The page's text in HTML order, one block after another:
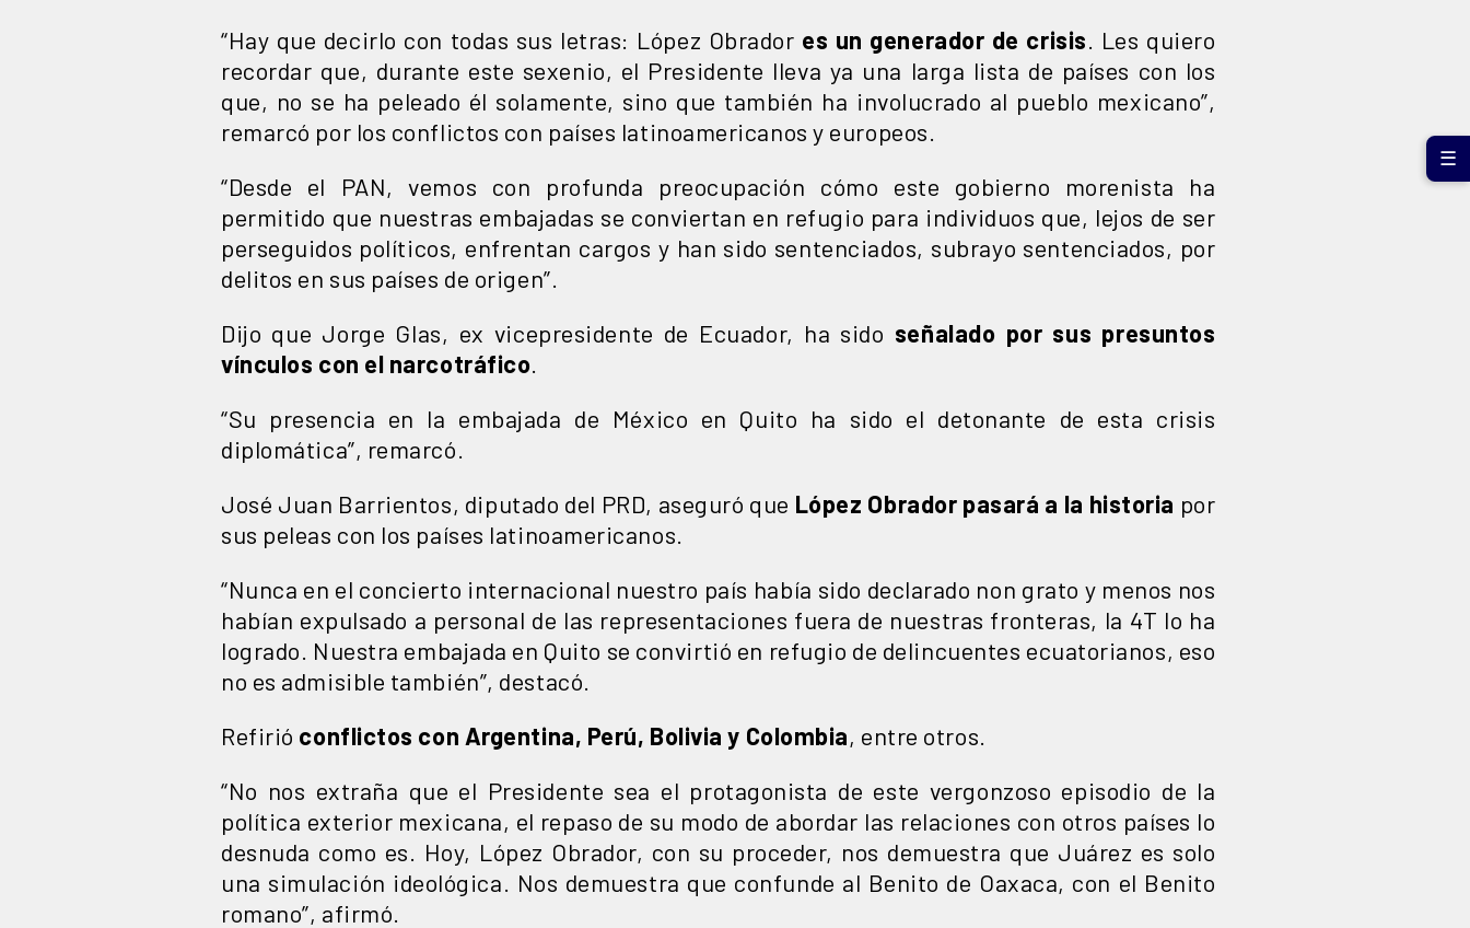
“Hay que decirlo con todas sus letras: López Obrador es un generador de crisis . Les quiero
recordar que, durante este sexenio, el Presidente lleva ya una larga lista de países con los
que, no se ha peleado él solamente, sino que también ha involucrado al pueblo mexicano”,
remarcó por los conflictos con países latinoamericanos y europeos.
“Desde el PAN, vemos con profunda preocupación cómo este gobierno morenista ha
permitido que nuestras embajadas se conviertan en refugio para individuos que, lejos de ser
perseguidos políticos, enfrentan cargos y han sido sentenciados, subrayo sentenciados, por
delitos en sus países de origen”.
Dijo que Jorge Glas, ex vicepresidente de Ecuador, ha sido señalado por sus presuntos
vínculos con el narcotráfico
“Su presencia en la embajada de México en Quito ha sido el detonante de esta crisis
diplomática”, remarcó.
José Juan Barrientos, diputado del PRD, aseguró que López Obrador pasará a la historia por
sus peleas con los países latinoamericanos.
“Nunca en el concierto internacional nuestro país había sido declarado non grato y menos nos
habían expulsado a personal de las representaciones fuera de nuestras fronteras, la 4T lo ha
logrado. Nuestra embajada en Quito se convirtió en refugio de delincuentes ecuatorianos, eso
no es admisible también”, destacó.
Refirió conflictos con Argentina, Perú, Bolivia y Colombia, entre otros.
“No nos extraña que el Presidente sea el protagonista de este vergonzoso episodio de la
política exterior mexicana, el repaso de su modo de abordar las relaciones con otros países lo
desnuda como es. Hoy, López Obrador, con su proceder, nos demuestra que Juárez es solo
una simulación ideológica. Nos demuestra que confunde al Benito de Oaxaca, con el Benito
romano”, afirmó.
☰